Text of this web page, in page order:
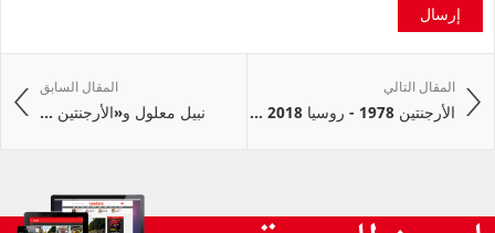
إرسال
المقال السابق
نبيل معلول و«الأرجنتين ...
المقال التالي
الأرجنتين 1978 - روسيا 2018 ...